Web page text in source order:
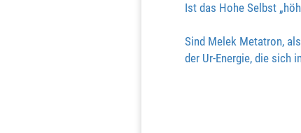
Ist das Hohe Selbst
Sind Melek Metatron,
der Ur-Energie, die sich